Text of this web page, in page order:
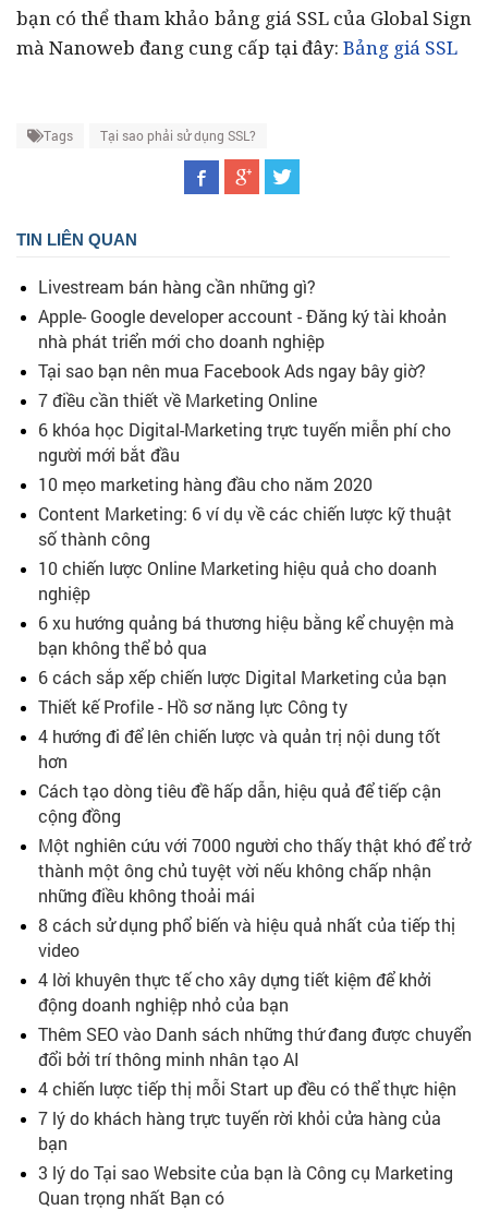
bạn có thể tham khảo bảng giá SSL của Global Sign
mà Nanoweb đang cung cấp tại đây: Bảng giá SSL
Tags Tại sao phải sử dụng SSL?
TIN LIÊN QUAN
Livestream bán hàng cần những gì?
Apple- Google developer account - Đăng ký tài khoản
nhà phát triển mới cho doanh nghiệp
Tại sao bạn nên mua Facebook Ads ngay bây giờ?
7 điều cần thiết về Marketing Online
6 khóa học Digital-Marketing trực tuyến miễn phí cho
người mới bắt đầu
10 mẹo marketing hàng đầu cho năm 2020
Content Marketing: 6 ví dụ về các chiến lược kỹ thuật
số thành công
10 chiến lược Online Marketing hiệu quả cho doanh
nghiệp
6 xu hướng quảng bá thương hiệu bằng kể chuyện mà
bạn không thể bỏ qua
6 cách sắp xếp chiến lược Digital Marketing của bạn
Thiết kế Profile - Hồ sơ năng lực Công ty
4 hướng đi để lên chiến lược và quản trị nội dung tốt
hơn
Cách tạo dòng tiêu đề hấp dẫn, hiệu quả để tiếp cận
cộng đồng
Một nghiên cứu với 7000 người cho thấy thật khó để trở
thành một ông chủ tuyệt vời nếu không chấp nhận
những điều không thoải mái
8 cách sử dụng phổ biến và hiệu quả nhất của tiếp thị
video
4 lời khuyên thực tế cho xây dựng tiết kiệm để khởi
động doanh nghiệp nhỏ của bạn
Thêm SEO vào Danh sách những thứ đang được chuyển
đổi bởi trí thông minh nhân tạo AI
4 chiến lược tiếp thị mỗi Start up đều có thể thực hiện
7 lý do khách hàng trực tuyến rời khỏi cửa hàng của
bạn
3 lý do Tại sao Website của bạn là Công cụ Marketing
Quan trọng nhất Bạn có